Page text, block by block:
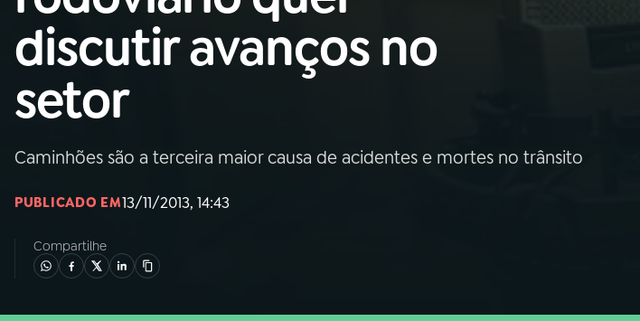
02A RÁDIO
03 PROGRAMAÇÃO
04 PROGRAMAS
06VIDEOCASTS
discutir avanços no
setor
Caminhões são a terceira maior causa de acidentes e mortes no trânsito
PUBLICADO EM13/11/2013, 14:43
Compartilhe